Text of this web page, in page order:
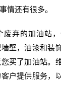
情还有很多。
弃的加油站，
壁，油漆和装
买了加油站。
户提供服务，